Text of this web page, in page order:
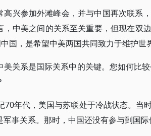
高兴参加外滩峰会，并与中国再次联系
，中美之间的关系至关重要，但现在双
国，是希望中美两国共同致力于维护世
美关系是国际关系中的关键。您如何比
70年代，美国与苏联处于冷战状态。当
事关系。那时，中国还没有参与到国际